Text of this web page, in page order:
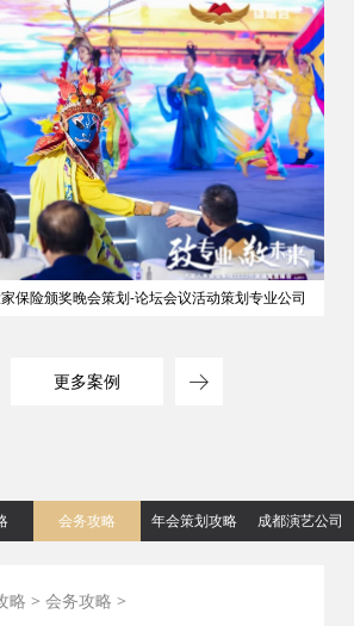
保险颁奖晚会策划-论坛会议活动策划专业公司
更多案例
会务攻略 年会策划攻略 成都演艺公司
略 > 会务攻略 >